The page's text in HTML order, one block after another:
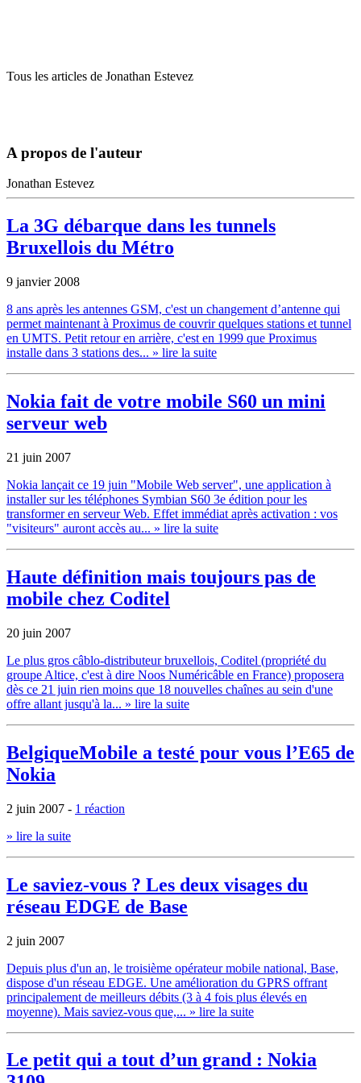
Tous les articles de Jonathan Estevez
A propos de l'auteur
Jonathan Estevez
La 3G débarque dans les tunnels
Bruxellois du Métro
9 janvier 2008
8 ans après les antennes GSM, c'est un changement d’antenne qui
permet maintenant à Proximus de couvrir quelques stations et tunnel
en UMTS. Petit retour en arrière, c'est en 1999 que Proximus
installe dans 3 stations des... » lire la suite
Nokia fait de votre mobile S60 un mini
serveur web
21 juin 2007
Nokia lançait ce 19 juin "Mobile Web server", une application à
installer sur les téléphones Symbian S60 3e édition pour les
transformer en serveur Web. Effet immédiat après activation : vos
"visiteurs" auront accès au... » lire la suite
Haute définition mais toujours pas de
mobile chez Coditel
20 juin 2007
Le plus gros câblo-distributeur bruxellois, Coditel (propriété du
groupe Altice, c'est à dire Noos Numéricâble en France) proposera
dès ce 21 juin rien moins que 18 nouvelles chaînes au sein d'une
offre allant jusqu'à la... » lire la suite
BelgiqueMobile a testé pour vous l’E65 de
Nokia
2 juin 2007 - 1 réaction
» lire la suite
Le saviez-vous ? Les deux visages du
réseau EDGE de Base
2 juin 2007
Depuis plus d'un an, le troisième opérateur mobile national, Base,
dispose d'un réseau EDGE. Une amélioration du GPRS offrant
principalement de meilleurs débits (3 à 4 fois plus élevés en
moyenne). Mais saviez-vous que,... » lire la suite
Le petit qui a tout d’un grand : Nokia